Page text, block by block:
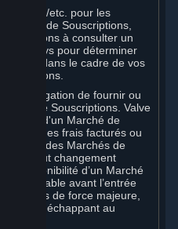
TPS/etc. pour les
Marché de Souscriptions,
invitons à consulter un
votre pays pour déterminer
dans le cadre de vos
l’obligation de fournir ou
de Souscriptions. Valve
d'un Marché de
des frais facturés ou
des Marchés de
de tout changement
la disponibilité d’un Marché
raisonnable avant l’entrée
en cas de force majeure,
tiers échappant au